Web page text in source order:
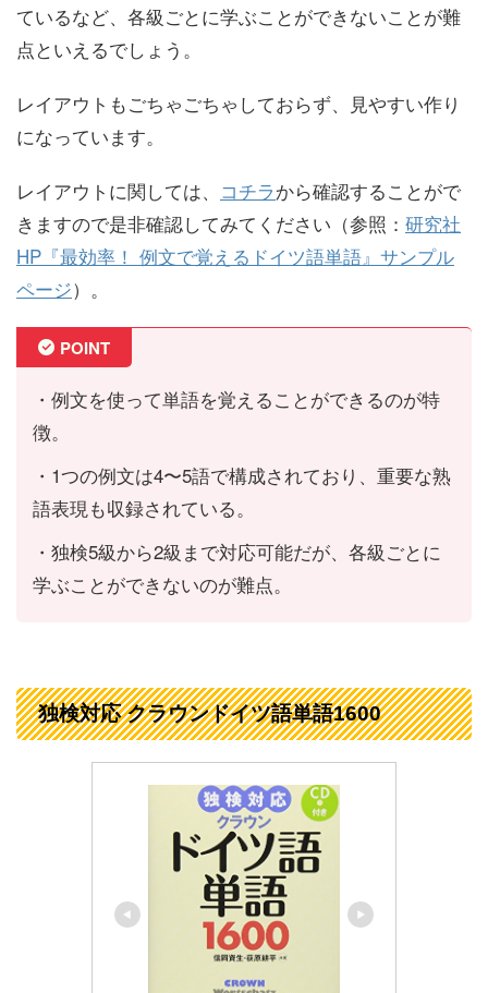
ているなど、各級ごとに学ぶことができないことが難
点といえるでしょう。
レイアウトもごちゃごちゃしておらず、見やすい作り
になっています。
レイアウトに関しては、 コチラから確認することがで
きますので是非確認してみてください（参照： 研究社
HP 『最効率！ 例文で覚えるドイツ語単語』サンプル
ページ）。
POINT
・ 例文を使って単語を覚えることができるのが特
徴。
・ 1つの例文は4〜5語で構成されており、重要な熟
語表現も収録されている。
・独検5級から2級まで対応可能だが、各級ごとに
学ぶことができないのが難点。
独検対応 クラウンドイツ語単語1600